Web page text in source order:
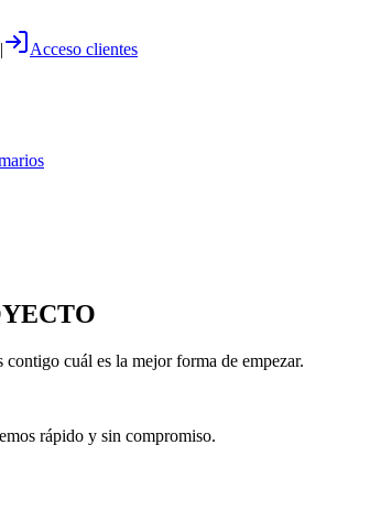
| Acceso clientes
cuál es la mejor forma de empezar.
rápido y sin compromiso.